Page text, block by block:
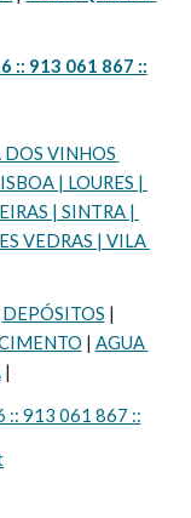
:: 913 061 867 ::
VINHOS
| LOURES |
| SINTRA |
VEDRAS | VILA
DEPÓSITOS
| AGUA
|
:: 913 061 867 ::